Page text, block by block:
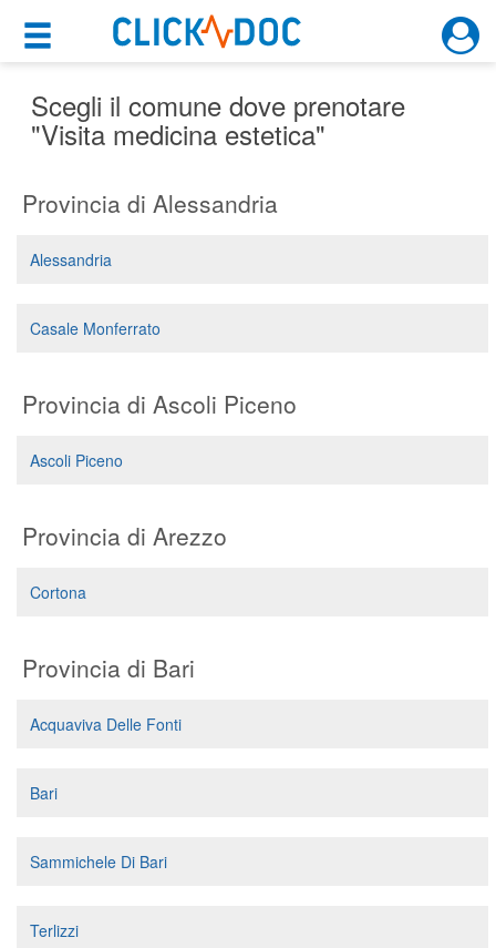
×
Motore di ricerca
×
Cosa possiamo offrirti
Prenota una visita
Ricerca specialisti
(su medicitalia.it)
Per gli specialisti
Segreteria virtuale
Scegli il comune dove prenotare
"Visita medicina estetica"
Provincia di Alessandria
Alessandria
Casale Monferrato
Provincia di Ascoli Piceno
Ascoli Piceno
Provincia di Arezzo
Cortona
Provincia di Bari
Acquaviva Delle Fonti
Bari
Sammichele Di Bari
Terlizzi